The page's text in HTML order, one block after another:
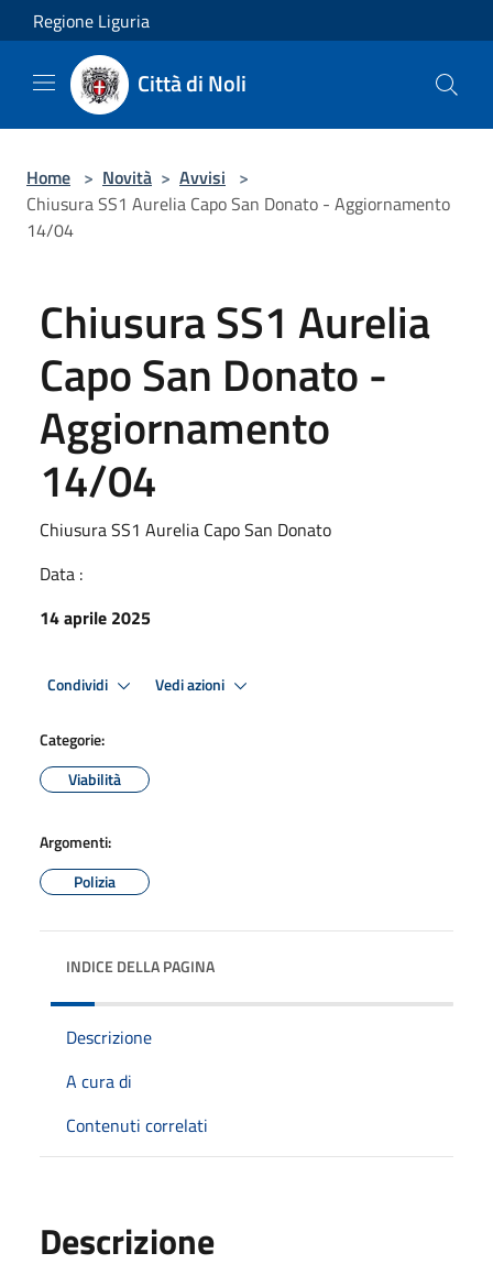
Salta al contenuto principale
Regione Liguria
Città di Noli
Home > Novità > Avvisi >
Chiusura SS1 Aurelia Capo San Donato - Aggiornamento
14/04
Chiusura SS1 Aurelia
Capo San Donato -
Aggiornamento
14/04
Chiusura SS1 Aurelia Capo San Donato
Data :
14 aprile 2025
Condividi Vedi azioni
Categorie:
Viabilità
Argomenti:
Polizia
INDICE DELLA PAGINA
Descrizione
A cura di
Contenuti correlati
Descrizione